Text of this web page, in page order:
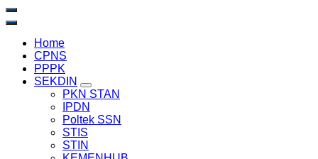
Home
CPNS
PPPK
SEKDIN
PKN STAN
IPDN
Poltek SSN
STIS
STIN